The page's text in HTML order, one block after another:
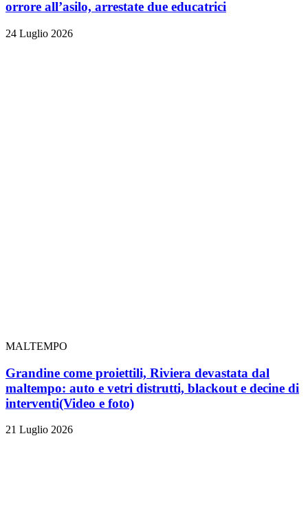
orrore all’asilo, arrestate due educatrici
24 Luglio 2026
MALTEMPO
Grandine come proiettili, Riviera devastata dal
maltempo: auto e vetri distrutti, blackout e decine di
interventi(Video e foto)
21 Luglio 2026